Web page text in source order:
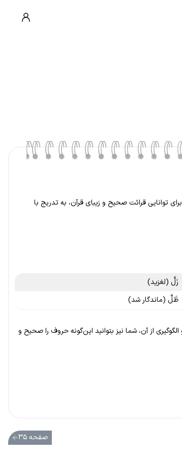
توانایی قرائت صحیح و زیبای قرآن، به تدریج با
زَلَّ (لغزید)
ظَلَّ (ماندگار شد)
از آن، شما نیز بتوانید این‌گونه حروف را صحیح و
صفحه ۳۵